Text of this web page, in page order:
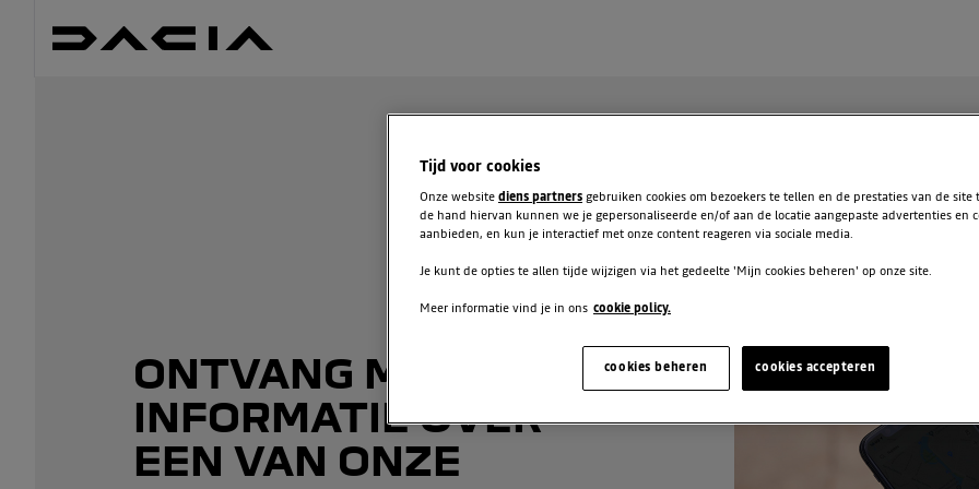
ONTVANG MEER
INFORMATIE OVER
EEN VAN ONZE
Tijd voor cookies
Onze website diens partners gebruiken cookies om bezoekers te tellen en de prestaties van de site
de hand hiervan kunnen we je gepersonaliseerde en/of aan de locatie aangepaste advertenties en
aanbieden, en kun je interactief met onze content reageren via sociale media.
Je kunt de opties te allen tijde wijzigen via het gedeelte 'Mijn cookies beheren' op onze site.
Meer informatie vind je in ons cookie policy.
cookies accepteren
cookies beheren